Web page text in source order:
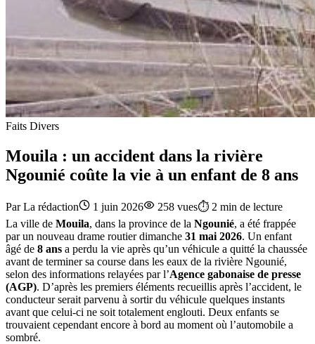
Faits Divers
Mouila : un accident dans la rivière
Ngounié coûte la vie à un enfant de 8 ans
ParLa rédaction 1 juin 2026 258 vues⏱️ 2 min de lecture
La ville de Mouila, dans la province de la Ngounié, a été frappée
par un nouveau drame routier dimanche 31 mai 2026. Un enfant
âgé de 8 ans a perdu la vie après qu’un véhicule a quitté la chaussée
avant de terminer sa course dans les eaux de la rivière Ngounié,
selon des informations relayées par l’Agence gabonaise de presse
(AGP). D’après les premiers éléments recueillis après l’accident, le
conducteur serait parvenu à sortir du véhicule quelques instants
avant que celui-ci ne soit totalement englouti. Deux enfants se
trouvaient cependant encore à bord au moment où l’automobile a
sombré.